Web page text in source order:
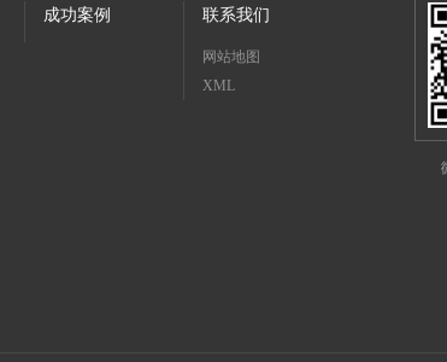
成功案例 联系我们
网站地图
XML